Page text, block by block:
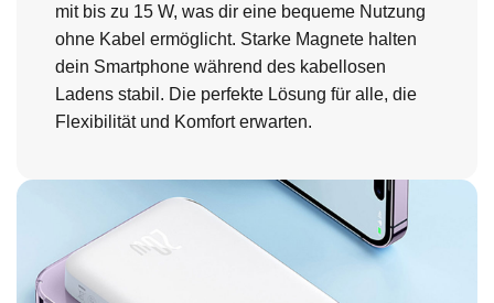
mit bis zu 15 W, was dir eine bequeme Nutzung
ohne Kabel ermöglicht. Starke Magnete halten
dein Smartphone während des kabellosen
Ladens stabil. Die perfekte Lösung für alle, die
Flexibilität und Komfort erwarten.